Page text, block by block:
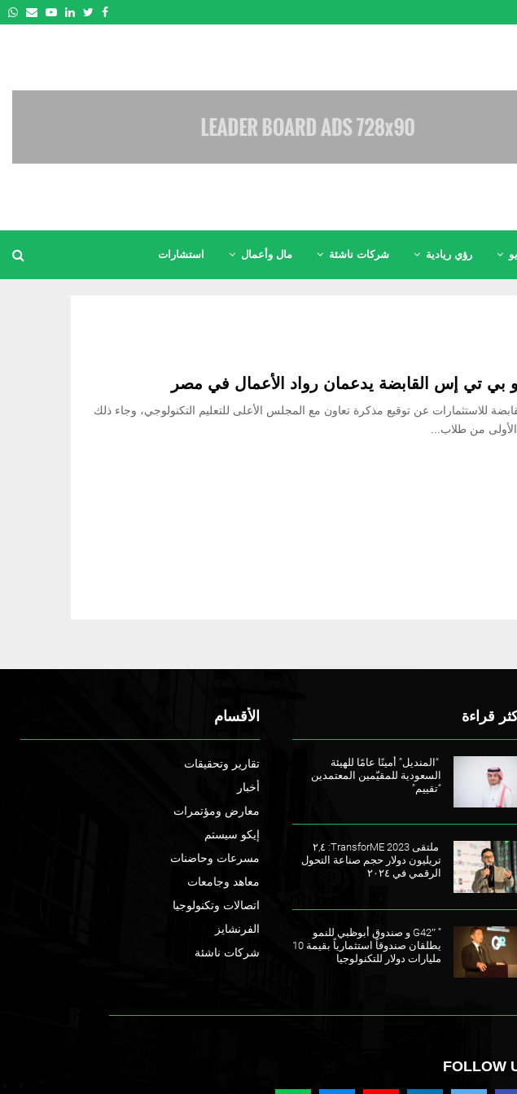
Facebook
Twitter
Linkedin
Youtube
رؤي ريادية شركات ناشئة مال وأعمال استشارات
و بي تي إس القابضة يدعمان رواد الأعمال في مصر
للاستثمارات عن توقيع مذكرة تعاون مع المجلس الأعلى للتعليم التكنولوجي، وجاء ذلك
من طلاب...
قراءة
“المنديل” أمينًا عامًا للهيئة
السعودية للمقيّمين المعتمدين
“تقييم”
ملتقى TransforME 2023: ٢,٤
تريليون دولار حجم صناعة التحول
الرقمي في ٢٠٢٤
” G42″ و صندوق أبوظبي للنمو
يطلقان صندوقاً استثمارياً بقيمة 10
مليارات دولار للتكنولوجيا
الأقسام
تقارير وتحقيقات
أخبار
معارض ومؤتمرات
إيكو سيستم
مسرعات وحاضنات
معاهد وجامعات
اتصالات وتكنولوجيا
الفرنشايز
شركات ناشئة
FOLLOW